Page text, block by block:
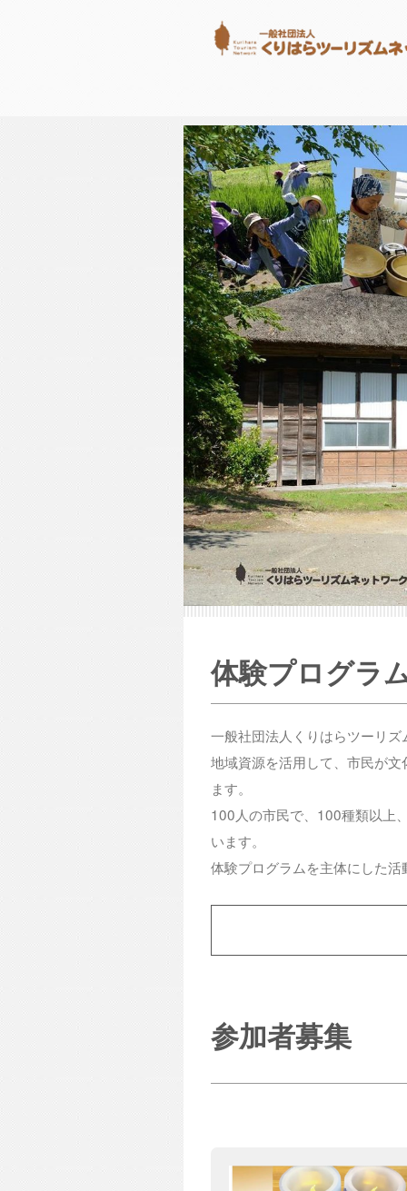
体験プログラ
一般社団法人くりはらツーリ
地域資源を活用して、市民が
ます。
100人の市民で、100種類以上
います。
体験プログラムを主体にした
参加者募集